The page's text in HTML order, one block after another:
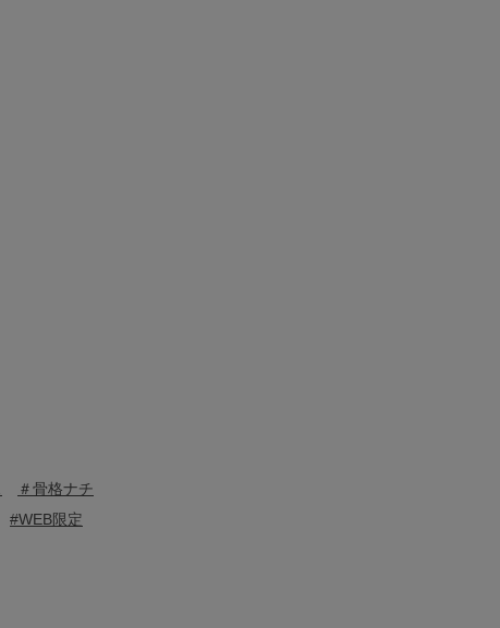
＃骨格ナチ
#WEB限定